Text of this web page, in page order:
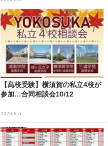
【高校受験】横須賀の私立4校が
参加…合同相談会10/12
2026.8.5